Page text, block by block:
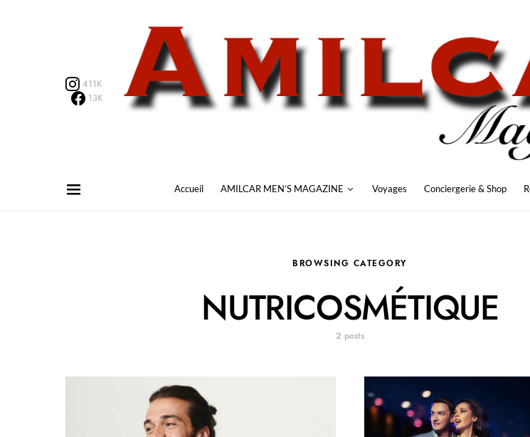
411K
13K
Accueil AMILCAR MEN’S MAGAZINE Voyages Conciergerie & Shop
BROWSING CATEGORY
NUTRICOSMÉTIQUE
2 posts